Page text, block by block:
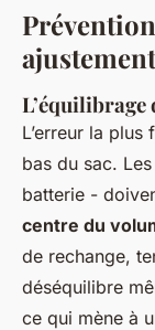
L’équilibrage
L’erreur la
bas du sac.
batterie -
centre du
de rechange,
déséquilibre
ce qui mène à